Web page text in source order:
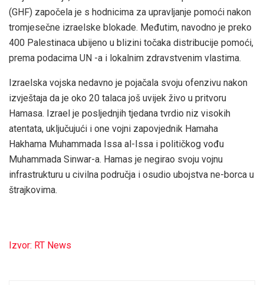
(GHF) započela je s hodnicima za upravljanje pomoći nakon
tromjesečne izraelske blokade. Međutim, navodno je preko
400 Palestinaca ubijeno u blizini točaka distribucije pomoći,
prema podacima UN -a i lokalnim zdravstvenim vlastima.
Izraelska vojska nedavno je pojačala svoju ofenzivu nakon
izvještaja da je oko 20 talaca još uvijek živo u pritvoru
Hamasa. Izrael je posljednjih tjedana tvrdio niz visokih
atentata, uključujući i one vojni zapovjednik Hamaha
Hakhama Muhammada Issa al-Issa i političkog vođu
Muhammada Sinwar-a. Hamas je negirao svoju vojnu
infrastrukturu u civilna područja i osudio ubojstva ne-borca ​​u
štrajkovima.
Izvor: RT News